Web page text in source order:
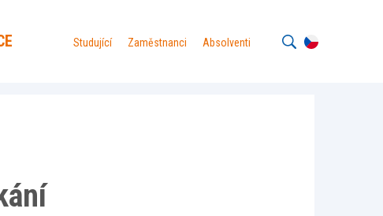
Studující Zaměstnanci Absolventi